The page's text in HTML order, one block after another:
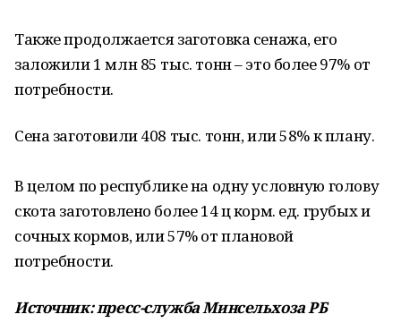
Также продолжается заготовка сенажа, его
заложили 1 млн 85 тыс. тонн – это более 97% от
потребности.
Сена заготовили 408 тыс. тонн, или 58% к плану.
В целом по республике на одну условную голову
скота заготовлено более 14 ц корм. ед. грубых и
сочных кормов, или 57% от плановой
потребности.
Источник: пресс-служба Минсельхоза РБ